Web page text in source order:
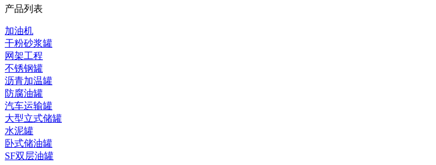
产品列表
加油机
干粉砂浆罐
网架工程
不锈钢罐
沥青加温罐
防腐油罐
汽车运输罐
大型立式储罐
水泥罐
卧式储油罐
SF双层油罐